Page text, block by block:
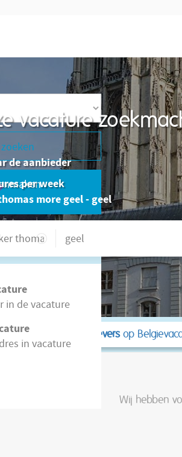
vacature
de aanbieder
per week
direct bij werkgeversop
more geel - geel
in de vacature
in vacature
Wij hebben